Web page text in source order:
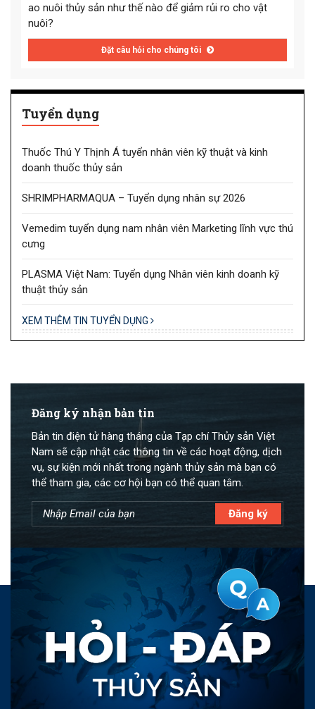
ao nuôi thủy sản như thế nào để giảm rủi ro cho vật
nuôi?
Đặt câu hỏi cho chúng tôi
Tuyển dụng
Thuốc Thú Y Thịnh Á tuyển nhân viên kỹ thuật và kinh
doanh thuốc thủy sản
SHRIMPHARMAQUA – Tuyển dụng nhân sự 2026
Vemedim tuyển dụng nam nhân viên Marketing lĩnh vực thú
cưng
PLASMA Việt Nam: Tuyển dụng Nhân viên kinh doanh kỹ
thuật thủy sản
XEM THÊM TIN TUYỂN DỤNG
Đăng ký nhận bản tin
Bản tin điện tử hàng tháng của Tạp chí Thủy sản Việt
Nam sẽ cập nhật các thông tin về các hoạt động, dịch
vụ, sự kiện mới nhất trong ngành thủy sản mà bạn có
thể tham gia, các cơ hội bạn có thể quan tâm.